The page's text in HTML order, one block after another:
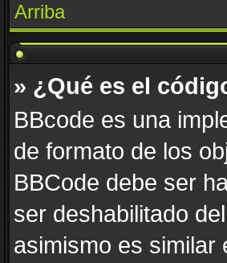
Arriba
» ¿Qué es el
BBcode es una
de formato de los
BBCode debe ser
ser deshabilitado
asimismo es similar